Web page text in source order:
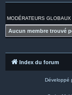
MODÉRATEURS GLOBAUX
Aucun membre trouvé
Index du forum
Développé